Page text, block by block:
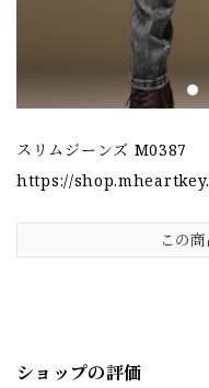
スリムジーンズ M0387
https://
この
ショップの評価